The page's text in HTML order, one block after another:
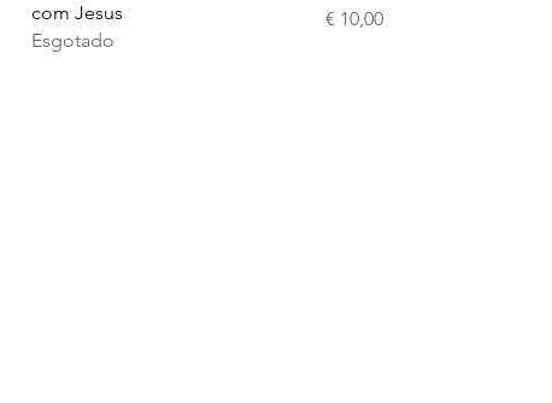
com Jesus
Esgotado
Preço
€ 10,00